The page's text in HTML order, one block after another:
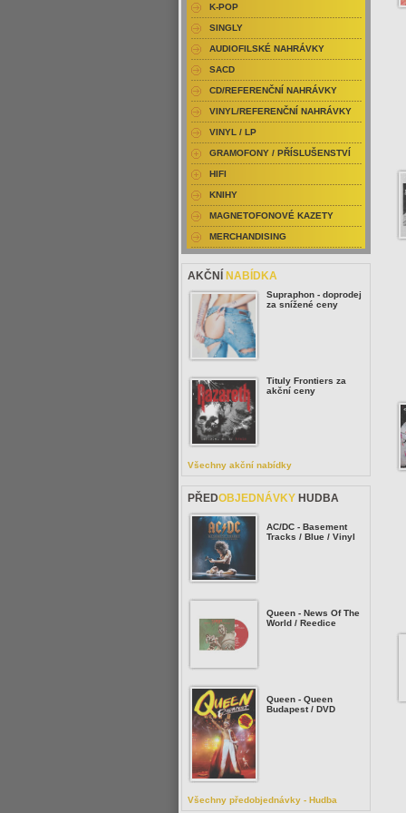
K-POP
SINGLY
AUDIOFILSKÉ NAHRÁVKY
SACD
CD/REFERENČNÍ NAHRÁVKY
VINYL/REFERENČNÍ NAHRÁVKY
VINYL / LP
GRAMOFONY / PŘÍSLUŠENSTVÍ
HIFI
KNIHY
MAGNETOFONOVÉ KAZETY
MERCHANDISING
AKČNÍ NABÍDKA
Supraphon - doprodej
za snížené ceny
Tituly Frontiers za
akční ceny
Všechny akční nabídky
PŘEDOBJEDNÁVKY HUDBA
AC/DC - Basement
Tracks / Blue / Vinyl
Queen - News Of The
World / Reedice
Queen - Queen
Budapest / DVD
Všechny předobjednávky - Hudba